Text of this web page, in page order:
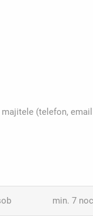
(telefon,
min. 7